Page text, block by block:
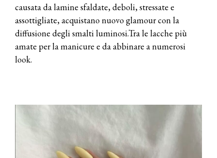
causata da lamine sfaldate, deboli, stressate e
assottigliate, acquistano nuovo glamour con la
diffusione degli smalti luminosi.Tra le lacche più
amate per la manicure e da abbinare a numerosi
look.